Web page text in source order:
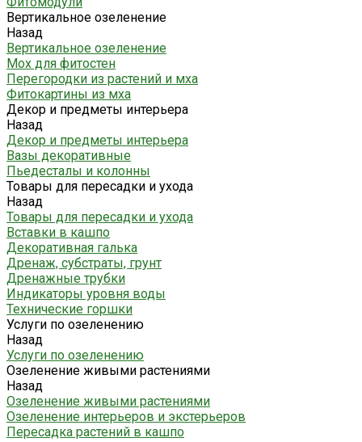
Вертикальное озеленение
Назад
Вертикальное озеленение
Мох для фитостен
Перегородки из растений и мха
Фитокартины из мха
Декор и предметы интерьера
Назад
Декор и предметы интерьера
Вазы декоративные
Пьедесталы и колонны
Товары для пересадки и ухода
Назад
Товары для пересадки и ухода
Вставки в кашпо
Декоративная галька
Дренаж, субстраты, грунт
Дренажные трубки
Индикаторы уровня воды
Технические горшки
Услуги по озеленению
Назад
Услуги по озеленению
Озеленение живыми растениями
Назад
Озеленение живыми растениями
Озеленение интерьеров и экстерьеров
Пересадка растений в кашпо